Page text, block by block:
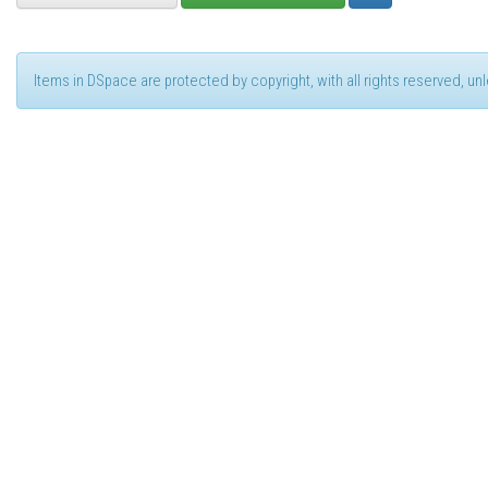
Items in DSpace are protected by copyright, with all rights reserved,